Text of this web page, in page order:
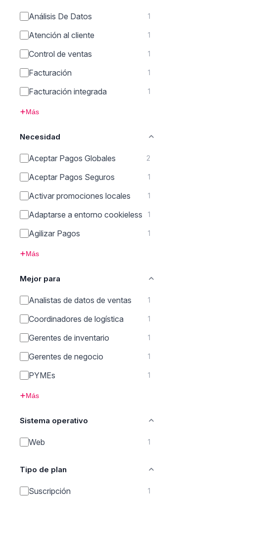
Análisis De Datos 1
Atención al cliente 1
Control de ventas 1
Facturación 1
Facturación integrada 1
Más
Necesidad
Aceptar Pagos Globales 2
Aceptar Pagos Seguros 1
Activar promociones locales 1
Adaptarse a entorno cookieless 1
Agilizar Pagos 1
Más
Mejor para
Analistas de datos de ventas 1
Coordinadores de logística 1
Gerentes de inventario 1
Gerentes de negocio 1
PYMEs 1
Más
Sistema operativo
Web 1
Tipo de plan
Suscripción 1